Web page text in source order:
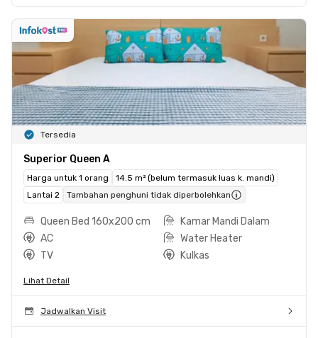
Tersedia
Superior Queen A
Harga untuk 1 orang
14.5 m² (belum termasuk luas k. mandi)
Lantai 2
Tambahan penghuni tidak diperbolehkan
Queen Bed 160x200 cm
Kamar Mandi Dalam
AC
Water Heater
TV
Kulkas
Lihat Detail
Jadwalkan Visit